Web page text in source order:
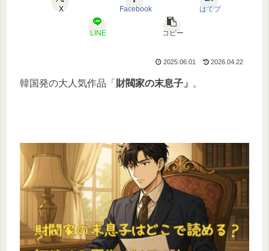
X Facebook はてブ
LINE コピー
2025.06.01 2026.04.22
韓国発の大人気作品「 財閥家の末息子」 。